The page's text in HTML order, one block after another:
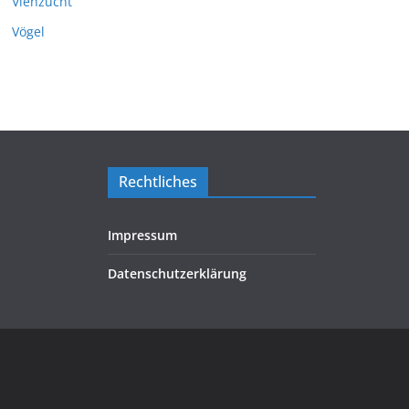
Vögel
Rechtliches
Impressum
Datenschutzerklärung